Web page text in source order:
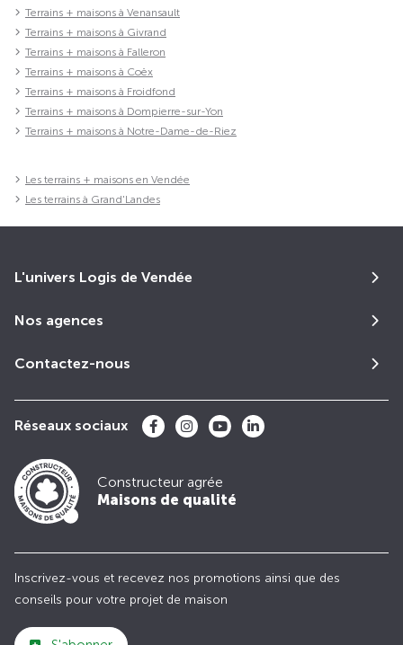
Terrains + maisons à Venansault
Terrains + maisons à Givrand
Terrains + maisons à Falleron
Terrains + maisons à Coëx
Terrains + maisons à Froidfond
Terrains + maisons à Dompierre-sur-Yon
Terrains + maisons à Notre-Dame-de-Riez
Les terrains + maisons en Vendée
Les terrains à Grand'Landes
L'univers Logis de Vendée
Nos agences
Contactez-nous
Réseaux sociaux
Constructeur agrée
Maisons de qualité
Inscrivez-vous et recevez nos promotions ainsi que des
conseils pour votre projet de maison